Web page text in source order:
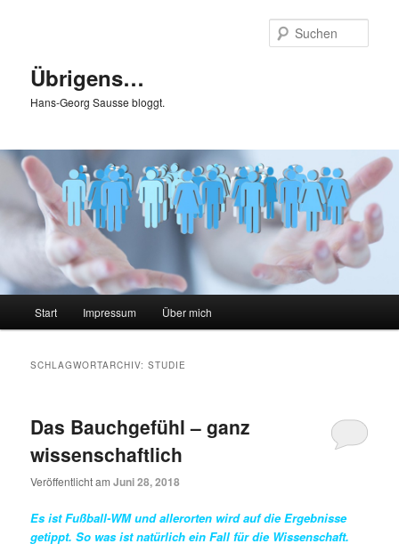
springen
springenÜbrigens…
Hans-Georg Sausse bloggt.
Start Impressum Über mich
SCHLAGWORTARCHIV:STUDIE
Das Bauchgefühl – ganz
wissenschaftlich
Veröffentlicht amJuni 28, 2018
Es ist Fußball-WM und allerorten wird auf die Ergebnisse
getippt. So was ist natürlich ein Fall für die Wissenschaft.